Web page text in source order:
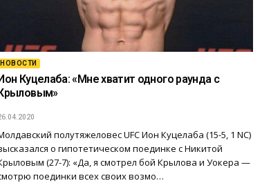
НОВОСТИ
Куцелаба: «Мне хватит одного раунда с
полутяжеловес UFC Ион Куцелаба (15-5, 1 NC)
о гипотетическом поединке с Никитой
(27-7): «Да, я смотрел бой Крылова и Уокера —
поединки всех своих возмо…